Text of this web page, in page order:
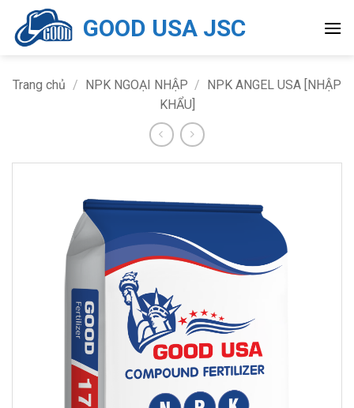
qua
GOOD USA JSC
Trang chủ / NPK NGOẠI NHẬP / NPK ANGEL USA [NHẬP
KHẨU]